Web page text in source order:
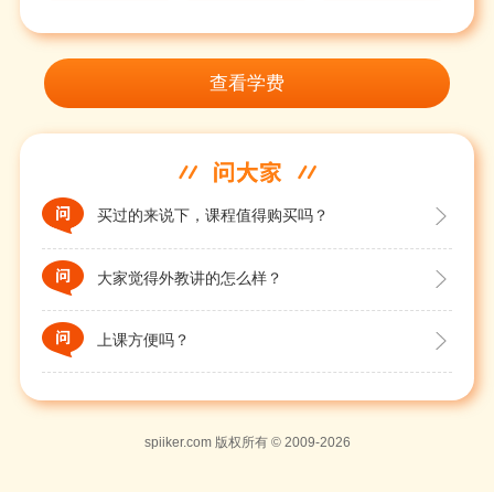
查看学费
买过的来说下，课程值得购买吗？ 
大家觉得外教讲的怎么样？ 
上课方便吗？ 
spiiker.com 版权所有 © 2009-2026